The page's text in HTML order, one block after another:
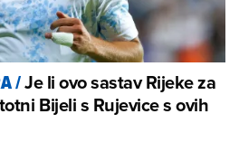
/Je li ovo sastav Rijeke za
Bijeli s Rujevice s ovih